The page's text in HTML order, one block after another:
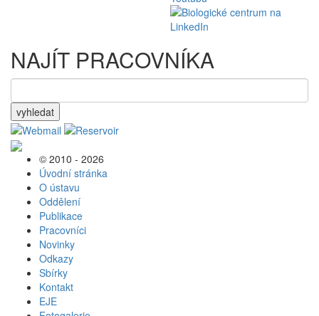
NAJÍT PRACOVNÍKA
vyhledat
© 2010 - 2026
Úvodní stránka
O ústavu
Oddělení
Publikace
Pracovníci
Novinky
Odkazy
Sbírky
Kontakt
EJE